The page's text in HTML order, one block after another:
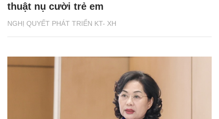
NGHỊ QUYẾT PHÁT TRIỂN KT- XH
thuật nụ cười trẻ em